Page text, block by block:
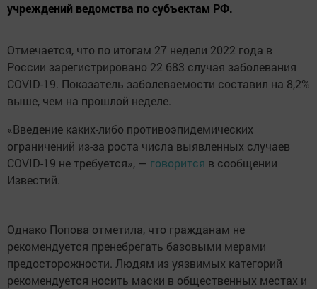
учреждений ведомства по субъектам РФ.
Отмечается, что по итогам 27 недели 2022 года в
России зарегистрировано 22 683 случая заболевания
COVID-19. Показатель заболеваемости составил на 8,2%
выше, чем на прошлой неделе.
«Введение каких-либо противоэпидемических
ограничений из-за роста числа выявленных случаев
COVID-19 не требуется», — говорится в сообщении
Известий.
Однако Попова отметила, что гражданам не
рекомендуется пренебрегать базовыми мерами
предосторожности. Людям из уязвимых категорий
рекомендуется носить маски в общественных местах и